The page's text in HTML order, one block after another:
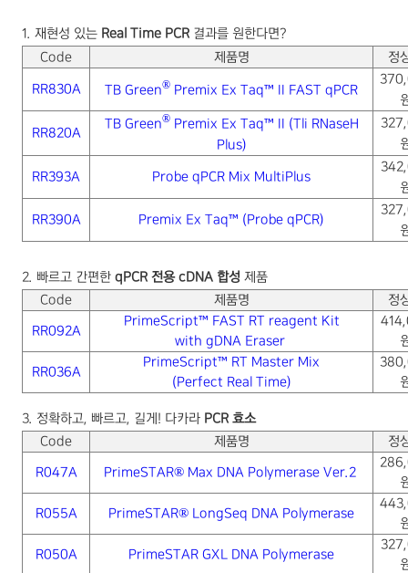
1. 재현성 있는 Real Time PCR 결과를 원한다면?
Code
제품명 정
RR830A TB Green® Premix Ex Taq™ II FAST qPCR
RR820A
TB Green®Premix Ex Taq™ II (Tli RNaseH
Plus)
RR393A Probe qPCR Mix MultiPlus
RR390A Premix Ex Taq™ (Probe qPCR)
2. 빠르고 간편한 qPCR 전용cDNA 합성 제품
Code
제품명 정
RR092A
PrimeScript™ FAST RT reagent Kit
with gDNA Eraser
RR036A
PrimeScript™ RT Master Mix
(Perfect Real Time)
3. 정확하고, 빠르고, 길게 ! 다카라 PCR 효소
Code
제품명 정
R047A PrimeSTAR® Max DNA Polymerase Ver.2
R055A PrimeSTAR® LongSeq DNA Polymerase
R050A PrimeSTAR GXL DNA Polymerase